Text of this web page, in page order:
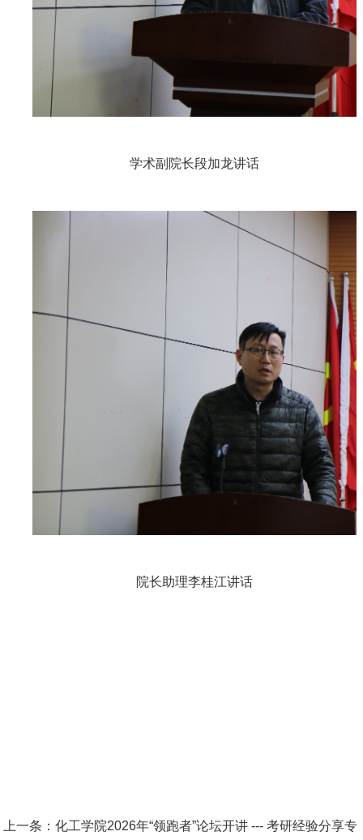
学术副院长段加龙讲话
院长助理李桂江讲话
上一条：化工学院2026年“领跑者”论坛开讲 --- 考研经验分享专